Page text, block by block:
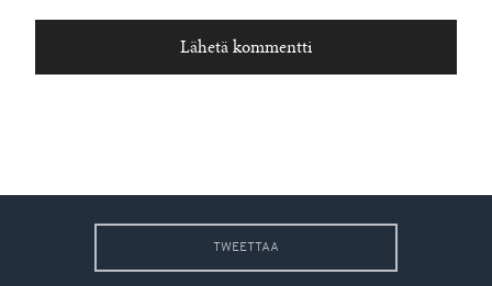
TWEETTAA